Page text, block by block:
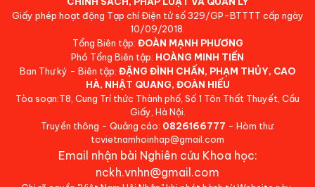
Giấy phép hoạt động Tạp chí Điện tử số 329/GP-BTTTT cấp ngày
10/09/2018.
Tổng Biên tập: ĐOÀN MẠNH PHƯƠNG
Phó Tổng Biên tập: HOÀNG MINH TIẾN
Ban Thư ký - Biên tập: ĐẶNG ĐÌNH CHẤN, PHẠM THỦY, CAO
HÀ, NHẬT QUANG, ĐOÀN HIẾU
Tòa soạn:T8, Cung Trí thức Thành phố, Số 1 Tôn Thất Thuyết, Cầu
Giấy, Hà Nội.
Truyền thông - Quảng cáo: 0826166777 - Hòm thư:
tcvietnamhoinhap@gmail.com
Email nhận bài Nghiên cứu Khoa học:
nckh.vnhn@gmail.com